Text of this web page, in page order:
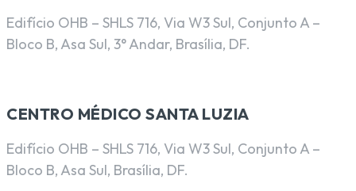
Edifício OHB – SHLS 716, Via W3 Sul, Conjunto A –
Bloco B, Asa Sul, 3° Andar, Brasília, DF.
CENTRO MÉDICO SANTA LUZIA
Edifício OHB – SHLS 716, Via W3 Sul, Conjunto A –
Bloco B, Asa Sul, Brasília, DF.